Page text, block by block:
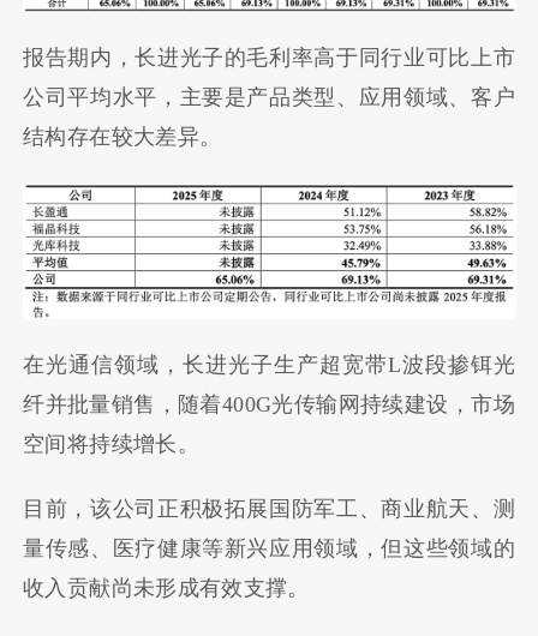
报告期内，长进光子的毛利率高于同行业可比上市
公司平均水平，主要是产品类型、应用领域、客户
结构存在较大差异。
在光通信领域，长进光子生产超宽带L波段掺铒光
纤并批量销售，随着400G光传输网持续建设，市场
空间将持续增长。
目前，该公司正积极拓展国防军工、商业航天、测
量传感、医疗健康等新兴应用领域，但这些领域的
收入贡献尚未形成有效支撑。